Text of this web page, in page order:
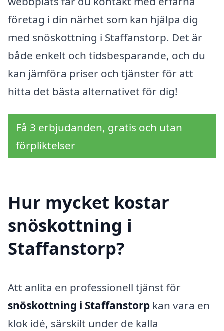
företag i din närhet som kan hjälpa dig
med snöskottning i Staffanstorp. Det är
både enkelt och tidsbesparande, och du
kan jämföra priser och tjänster för att
hitta det bästa alternativet för dig!
Få 3 erbjudanden, gratis och utan
förpliktelser
Hur mycket kostar
snöskottning i
Staffanstorp?
Att anlita en professionell tjänst för
snöskottning i Staffanstorp kan vara en
klok idé, särskilt under de kalla